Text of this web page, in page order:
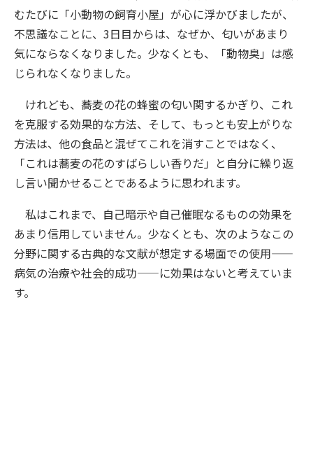
むたびに「小動物の飼育小屋」が心に浮かびましたが、
不思議なことに、3日目からは、なぜか、匂いがあまり
気にならなくなりました。少なくとも、「動物臭」は感
じられなくなりました。
けれども、蕎麦の花の蜂蜜の匂い関するかぎり、これ
を克服する効果的な方法、そして、もっとも安上がりな
方法は、他の食品と混ぜてこれを消すことではなく、
「これは蕎麦の花のすばらしい香りだ」と自分に繰り返
し言い聞かせることであるように思われます。
私はこれまで、自己暗示や自己催眠なるものの効果を
あまり信用していません。少なくとも、次のようなこの
分野に関する古典的な文献が想定する場面での使用——
病気の治療や社会的成功——に効果はないと考えていま
す。